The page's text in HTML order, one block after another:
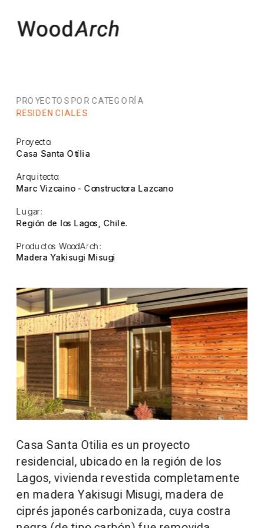
PROYECTOS POR CATEGORÍA
RESIDENCIALES
Proyecto:
Casa Santa Otília
Arquitecto:
Marc Vizcaino - Constructora Lazcano
Lugar:
Región de los Lagos, Chile.
Productos WoodArch:
Madera Yakisugi Misugi
Casa Santa Otilia es un proyecto
residencial, ubicado en la región de los
Lagos, vivienda revestida completamente
en madera Yakisugi Misugi, madera de
ciprés japonés carbonizada, cuya costra